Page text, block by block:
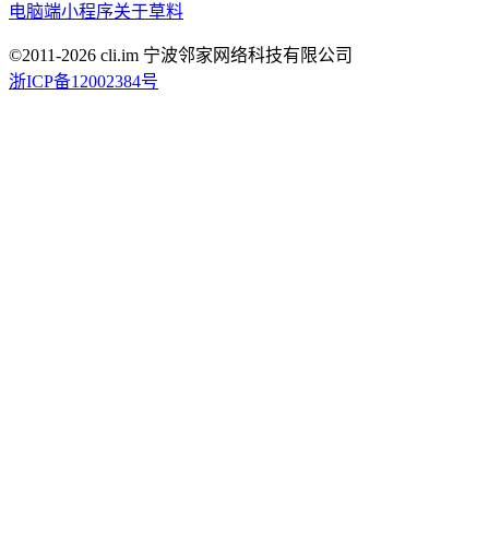
电脑端小程序关于草料
©2011-2026 cli.im 宁波邻家网络科技有限公司
浙ICP备12002384号